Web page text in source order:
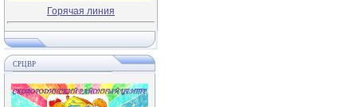
Горячая линия
СРЦВР